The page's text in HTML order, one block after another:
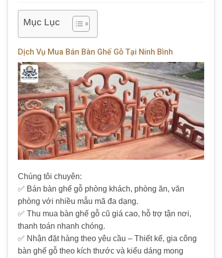
Mục Lục
Dịch Vụ Mua Bán Bàn Ghế Gỗ Tại Ninh Bình
Chúng tôi chuyên:
✅ Bán bàn ghế gỗ phòng khách, phòng ăn, văn
phòng với nhiều mẫu mã đa dạng.
✅ Thu mua bàn ghế gỗ cũ giá cao, hỗ trợ tận nơi,
thanh toán nhanh chóng.
✅ Nhận đặt hàng theo yêu cầu – Thiết kế, gia công
bàn ghế gỗ theo kích thước và kiểu dáng mong